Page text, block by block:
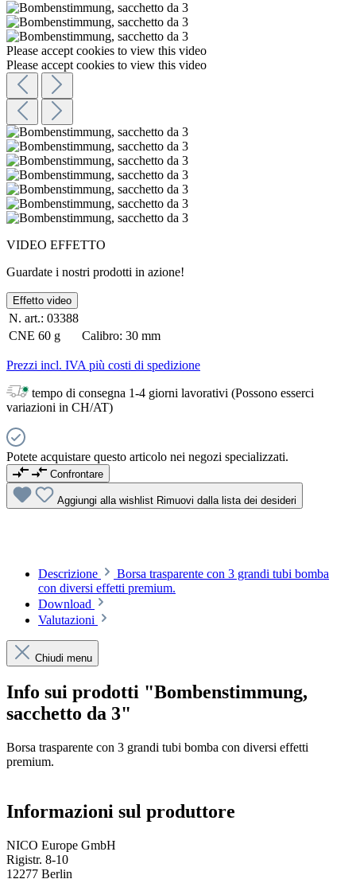
Please accept cookies to view this video
Please accept cookies to view this video
VIDEO EFFETTO
Guardate i nostri prodotti in azione!
Effetto video
N. art.: 03388
CNE 60 g Calibro: 30 mm
Prezzi incl. IVA più costi di spedizione
tempo di consegna 1-4 giorni lavorativi (Possono esserci
variazioni in CH/AT)
Potete acquistare questo articolo nei negozi specializzati.
Confrontare
Aggiungi alla wishlist Rimuovi dalla lista dei desideri
Descrizione
Borsa trasparente con 3 grandi tubi bomba
con diversi effetti premium.
Download
Valutazioni
Chiudi menu
Info sui prodotti "Bombenstimmung,
sacchetto da 3"
Borsa trasparente con 3 grandi tubi bomba con diversi effetti
premium.
Informazioni sul produttore
NICO Europe GmbH
Rigistr. 8-10
12277 Berlin